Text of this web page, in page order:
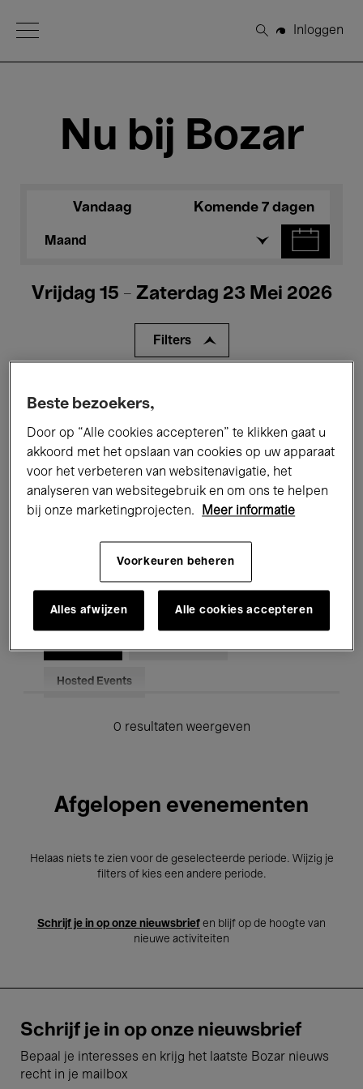
Open Menu
Zoeken
Inloggen
Nu bij Bozar
Vandaag Komende 7 dagen
Maand
Vrijdag 15 - Zaterdag 23 Mei 2026
Filters
Tentoonstellingen Films
Performances Lezingen & Debatten
Jazz Klassieke Muziek Global Music
Elektronische Muziek
Voor iedereen Kids’ Palace
Hosted Events
0 resultaten weergeven
Afgelopen evenementen
Helaas niets te zien voor de geselecteerde periode. Wijzig je
filters of kies een andere periode.
Schrijf je in op onze nieuwsbrief en blijf op de hoogte van
nieuwe activiteiten
Schrijf je in op onze nieuwsbrief
Bepaal je interesses en krijg het laatste Bozar nieuws
recht in je mailbox
Beste bezoekers,
Door op “Alle cookies accepteren” te klikken gaat u
akkoord met het opslaan van cookies op uw apparaat
voor het verbeteren van websitenavigatie, het
analyseren van websitegebruik en om ons te helpen
bij onze marketingprojecten.
Meer informatie
Voorkeuren beheren
Alles afwijzen Alle cookies accepteren